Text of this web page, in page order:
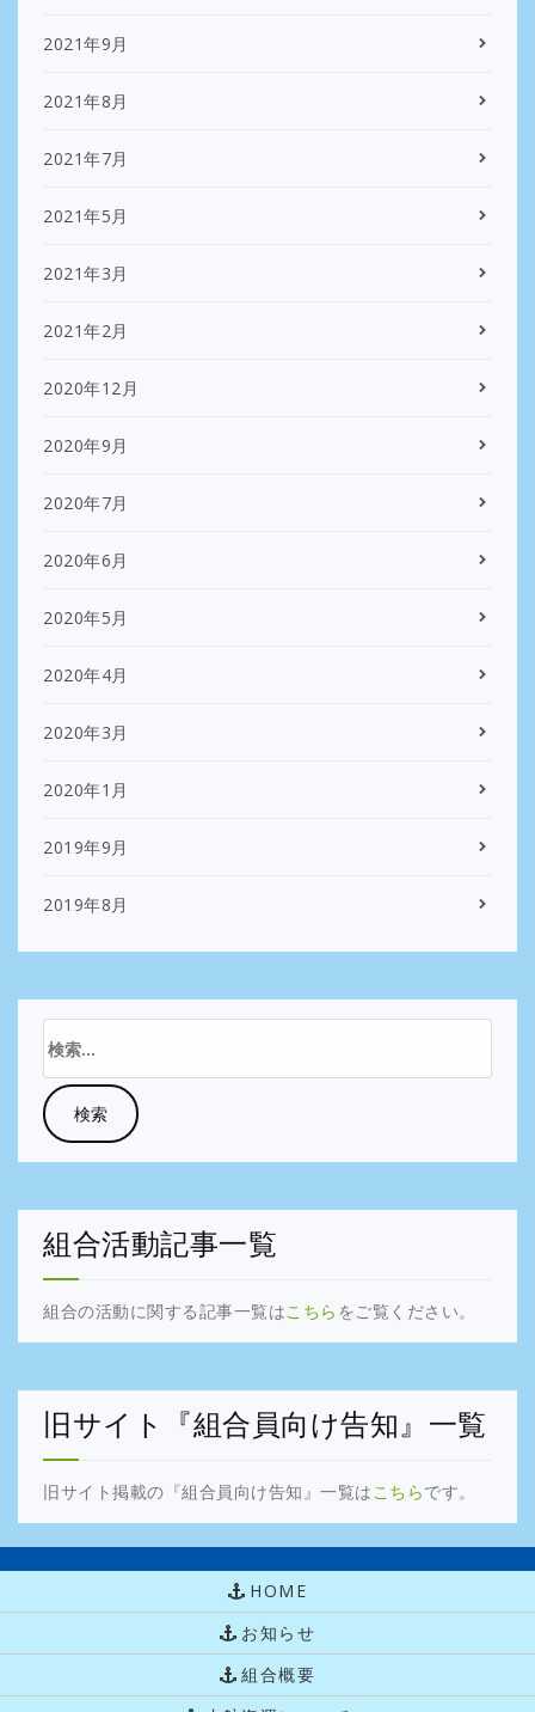
2021年9月
2021年8月
2021年7月
2021年5月
2021年3月
2021年2月
2020年12月
2020年9月
2020年7月
2020年6月
2020年5月
2020年4月
2020年3月
2020年1月
2019年9月
2019年8月
索:
組合活動記事一覧
組合の活動に関する記事一覧はこちら をご覧ください。
旧サイト『組合員向け告知』一覧
旧サイト掲載の『組合員向け告知』一覧はこちらです。
HOME
お知らせ
組合概要